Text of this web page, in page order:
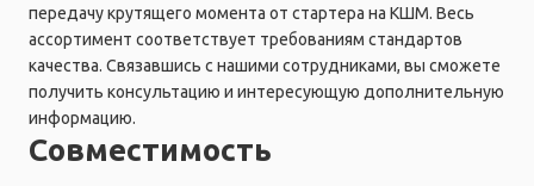
передачу крутящего момента от стартера на КШМ. Весь
ассортимент соответствует требованиям стандартов
качества. Связавшись с нашими сотрудниками, вы сможете
получить консультацию и интересующую дополнительную
информацию.
Совместимость